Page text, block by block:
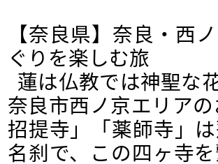
【奈良県】奈良・西
ぐりを楽しむ旅
蓮は仏教では神聖な
奈良市西ノ京エリア
招提寺」「薬師寺」
名刹で、この四ヶ寺